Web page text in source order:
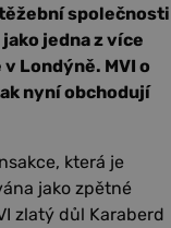
společnosti
jedna z více
Londýně. MVI o
nyní obchodují
která je
jako zpětné
zlatý důl Karaberd